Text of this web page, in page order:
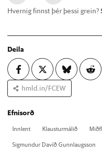
Hvernig finnst þér þessi grein?
Deila
hmld.in/FCEW
Efnisorð
Inn­lent Klaust­ur­mál­ið
Sig­mund­ur Dav­íð Gunn­laugs­son